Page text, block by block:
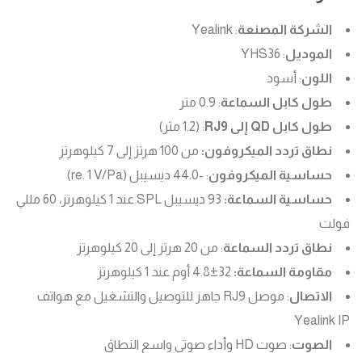
الشركة المصنعة: Yealink
الموديل: YHS36
اللون: أسود
طول كابل السماعة: 0.9 متر
طول كابل QD إلى RJ9
: (1.2 متر)
نطاق تردد الميكروفون: من 100 هرتز إلى 7 كيلوهرتز
حساسية الميكروفون: -44.0 ديسيبل (re. 1 V/Pa)
حساسية السماعة:
93 ديسيبل SPL عند 1 كيلوهرتز، 60 مللي
فولت
نطاق تردد السماعة: من 20 هرتز إلى 20 كيلوهرتز
مقاومة السماعة: 32±4.8 أوم عند 1 كيلوهرتز
الاتصال
: موصل RJ9 جاهز للتوصيل والتشغيل مع هواتف
Yealink IP
الصوت: صوت HD وأداء صوتى واسع النطاق